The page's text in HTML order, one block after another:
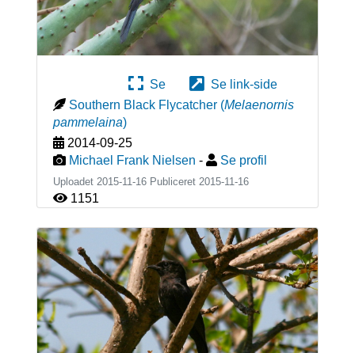
Se
Se link-side
Southern Black Flycatcher (Melaenornis
pammelaina)
2014-09-25
Michael Frank Nielsen - Se profil
Uploadet 2015-11-16 Publiceret 2015-11-16
1151